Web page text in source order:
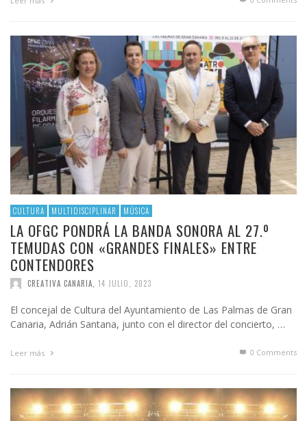
CULTURA MULTIDISCIPLINAR MÚSICA
LA OFGC PONDRÁ LA BANDA SONORA AL 27.º
TEMUDAS CON «GRANDES FINALES» ENTRE
CONTENDORES
CREATIVA CANARIA 14 JULIO, 2023
El concejal de Cultura del Ayuntamiento de Las Palmas de Gran
Canaria, Adrián Santana, junto con el director del concierto, …
Leer más 0 Comments